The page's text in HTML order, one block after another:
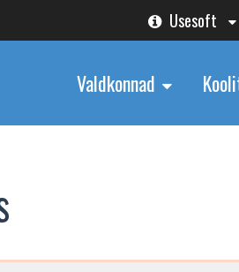
Usesoft
Valdkonnad